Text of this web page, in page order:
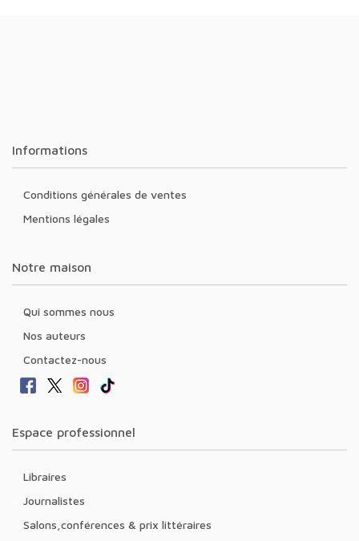
Informations
Conditions générales de ventes
Mentions légales
Notre maison
Qui sommes nous
Nos auteurs
Contactez-nous
Espace professionnel
Libraires
Journalistes
Salons,conférences & prix littéraires